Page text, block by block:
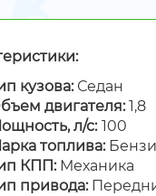
кузова:Седан
двигателя:1,8
л/с:100
топлива:
КПП:Механика
привода: